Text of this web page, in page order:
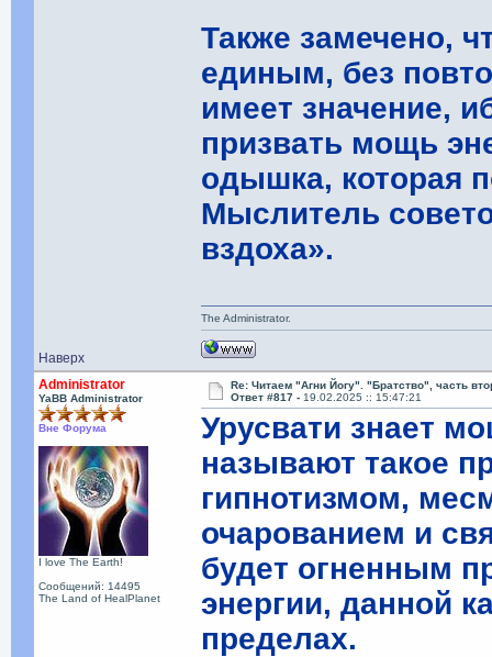
Также замечено,
единым, без
имеет значение,
призвать мощь
одышка, которая
Мыслитель
вздоха».
Наверх
The Administrator.
Administrator
YaBB Administrator
Вне Форума
I love The Earth!
Сообщений: 14495
The Land of HealPlanet
Re: Читаем "Агни Йогу". "Братство", часть
Ответ #817 - 19.02.2025 :: 15:47:21
Урусвати знает
называют такое
гипнотизмом,
очарованием и
будет огненным
энергии, данной
пределах.